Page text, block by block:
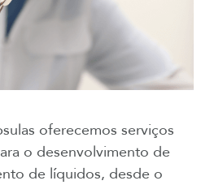
oferecemos serviços
o desenvolvimento de
de líquidos, desde o